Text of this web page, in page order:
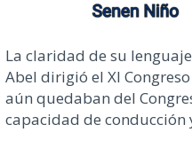
La claridad de su
Abel dirigió el XI
aún quedaban del
capacidad de